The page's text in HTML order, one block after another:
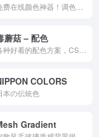
蘑菇 – 配色
COLORS
本の伝統色
Gradient‌